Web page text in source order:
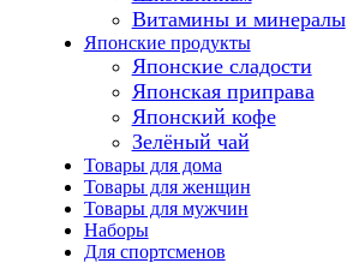
Витамины и минералы
Японские продукты
Японские сладости
Японская приправа
Японский кофе
Зелёный чай
Товары для дома
Товары для женщин
Товары для мужчин
Наборы
Для спортсменов